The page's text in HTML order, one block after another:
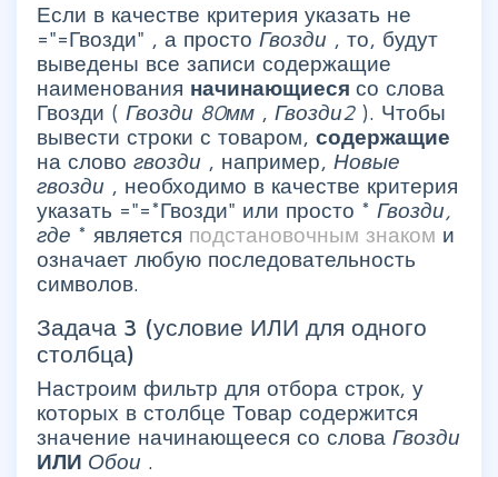
Если в качестве критерия указать не
="=Гвозди" , а просто Гвозди , то, будут
выведены все записи содержащие
наименования начинающиеся со слова
Гвозди ( Гвозди 80мм , Гвозди2 ). Чтобы
вывести строки с товаром, содержащие
на слово гвозди , например, Новые
гвозди , необходимо в качестве критерия
указать ="=*Гвозди" или просто * Гвозди,
где * является подстановочным знаком и
означает любую последовательность
символов.
Задача 3 (условие ИЛИ для одного
столбца)
Настроим фильтр для отбора строк, у
которых в столбце Товар содержится
значение начинающееся со слова Гвозди
ИЛИ Обои .